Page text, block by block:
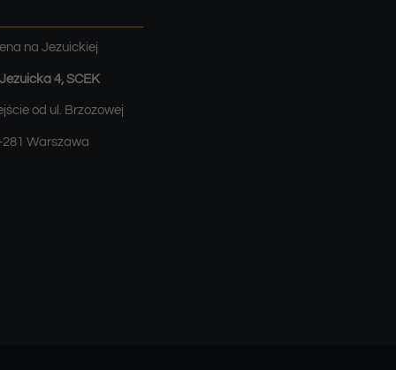
na Jezuickiej
4, SCEK
od ul. Brzozowej
281 Warszawa